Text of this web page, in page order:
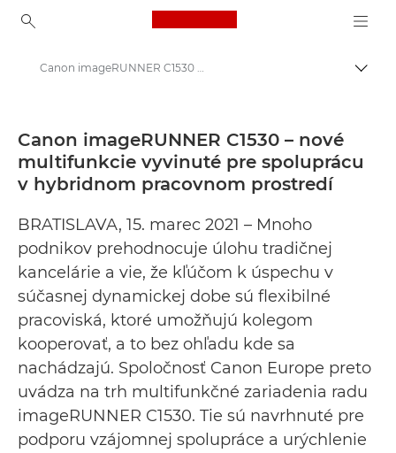
Canon Logo, back to
Tlačové stredisko
Tlačové vyhlásenia – Tlačové stredisko Canon
Canon imageRUNNER C1530 – nové multifunkcie vyvinuté pre spoluprácu v hybridnom pracovnom prostredí - Tlačové stredisko Canon
Canon imageRUNNER C1530 – nové
multifunkcie vyvinuté pre spoluprácu
v hybridnom pracovnom prostredí
BRATISLAVA, 15. marec 2021 – Mnoho
podnikov prehodnocuje úlohu tradičnej
kancelárie a vie, že kľúčom k úspechu v
súčasnej dynamickej dobe sú flexibilné
pracoviská, ktoré umožňujú kolegom
kooperovať, a to bez ohľadu kde sa
nachádzajú. Spoločnosť Canon Europe preto
uvádza na trh multifunkčné zariadenia radu
imageRUNNER C1530. Tie sú navrhnuté pre
podporu vzájomnej spolupráce a urýchlenie